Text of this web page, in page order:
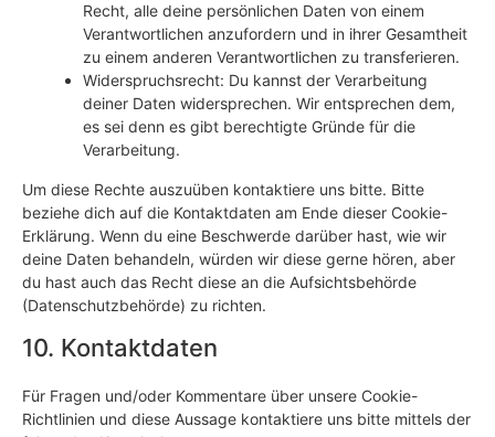
Recht, alle deine persönlichen Daten von einem
Verantwortlichen anzufordern und in ihrer Gesamtheit
zu einem anderen Verantwortlichen zu transferieren.
Widerspruchsrecht: Du kannst der Verarbeitung
deiner Daten widersprechen. Wir entsprechen dem,
es sei denn es gibt berechtigte Gründe für die
Verarbeitung.
Um diese Rechte auszuüben kontaktiere uns bitte. Bitte
beziehe dich auf die Kontaktdaten am Ende dieser Cookie-
Erklärung. Wenn du eine Beschwerde darüber hast, wie wir
deine Daten behandeln, würden wir diese gerne hören, aber
du hast auch das Recht diese an die Aufsichtsbehörde
(Datenschutzbehörde) zu richten.
10. Kontaktdaten
Für Fragen und/oder Kommentare über unsere Cookie-
Richtlinien und diese Aussage kontaktiere uns bitte mittels der